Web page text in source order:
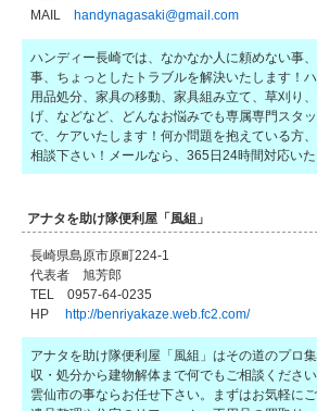
MAIL handynagasaki@gmail.com
ハンディー長崎では、なかなか人に頼めない事
事、ちょっとしたトラブルを解決いたします！
用品処分、家具の移動、家具組み立て、草刈り
げ、などなど、どんなお悩みでも専属専門スタ
で、ケアいたします！何か問題を抱えている方
相談下さい！メールなら、365日24時間対応いた
アナタを助け隊便利屋「風組」
長崎県島原市原町224-1
代表者 旭芳郎
TEL 0957-64-0235
HPhttp://benriyakaze.web.fc2.com/
アナタを助け隊便利屋「風組」はその道のプロ
収・処分から建物解体まで何でもご相談くださ
雲仙市の事ならお任せ下さい。まずはお気軽にご